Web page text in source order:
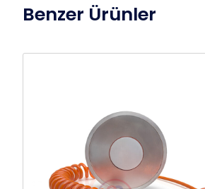
Benzer Ürünler